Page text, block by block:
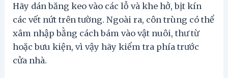
Hãy dán băng keo vào các lỗ và khe hở, bịt kín
các vết nứt trên tường. Ngoài ra, côn trùng có thể
xâm nhập bằng cách bám vào vật nuôi, thư từ
hoặc bưu kiện, vì vậy hãy kiểm tra phía trước
cửa nhà.